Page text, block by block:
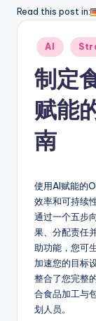
a
S
m
p
fi
d
C
hi
Read this post in:
Posted
in
AI
制定
赋能
南
使用AI赋能的
效率和可持续
通过一个五步
果、分配责任
助功能，您可
加速您的目标
整合了您完整
合食品加工与
划人员。